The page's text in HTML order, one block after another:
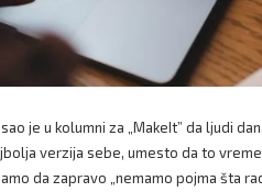
je u kolumni za „MakeIt” da ljudi
verzija sebe, umesto da to
da zapravo „nemamo pojma šta